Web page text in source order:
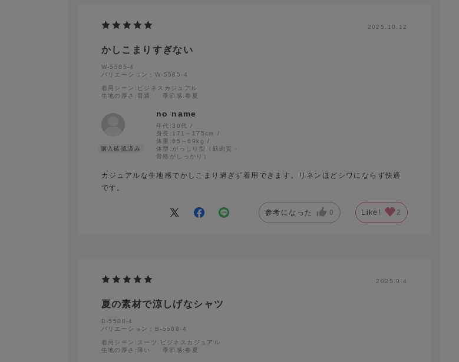
2025.10.12
かしこまりすぎない
W-5585-4
バリエーション：W-5585-4
着用シーン :ビジネスカジュアル
生地の厚さ :普通 季節感:春夏
no name
年代:30代
身長: 171～175cm
体重:65～69kg
体型: がっしり型（筋肉質・
骨格がしっかり）
カジュアルな生地感でかしこまり過ぎず着用できます。リネンほどシワにならず快適
です。
参考になった 0 Like! 2
2025.9.4
夏の素材で涼しげなシャツ
B-5588-4
バリエーション：B-5588-4
着用シーン :スーツ,ビジネスカジュアル
生地の厚さ :薄い 季節感:春夏